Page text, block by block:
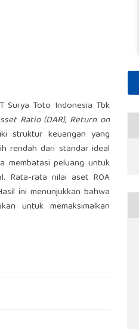
Surya Toto Indonesia Tbk
Ratio (DAR), Return on
struktur keuangan yang
rendah dari standar ideal
membatasi peluang untuk
Rata-rata nilai aset ROA
ini menunjukkan bahwa
untuk memaksimalkan